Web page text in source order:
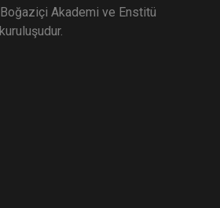
Akademi ve Enstitü